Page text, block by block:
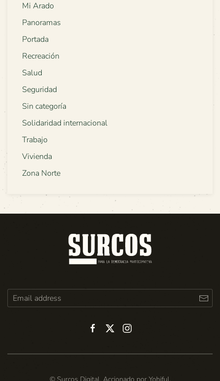
Mi Arado
Panoramas
Portada
Recreación
Salud
Seguridad
Sin categoría
Solidaridad internacional
Trabajo
Vivienda
Zona Norte